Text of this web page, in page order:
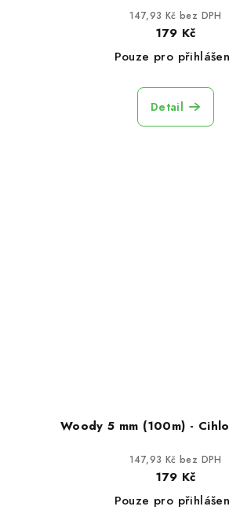
147,93 Kč bez DPH
179 Kč
Pouze pro
Detail
Woody 5 mm (100m) -
147,93 Kč bez DPH
179 Kč
Pouze pro